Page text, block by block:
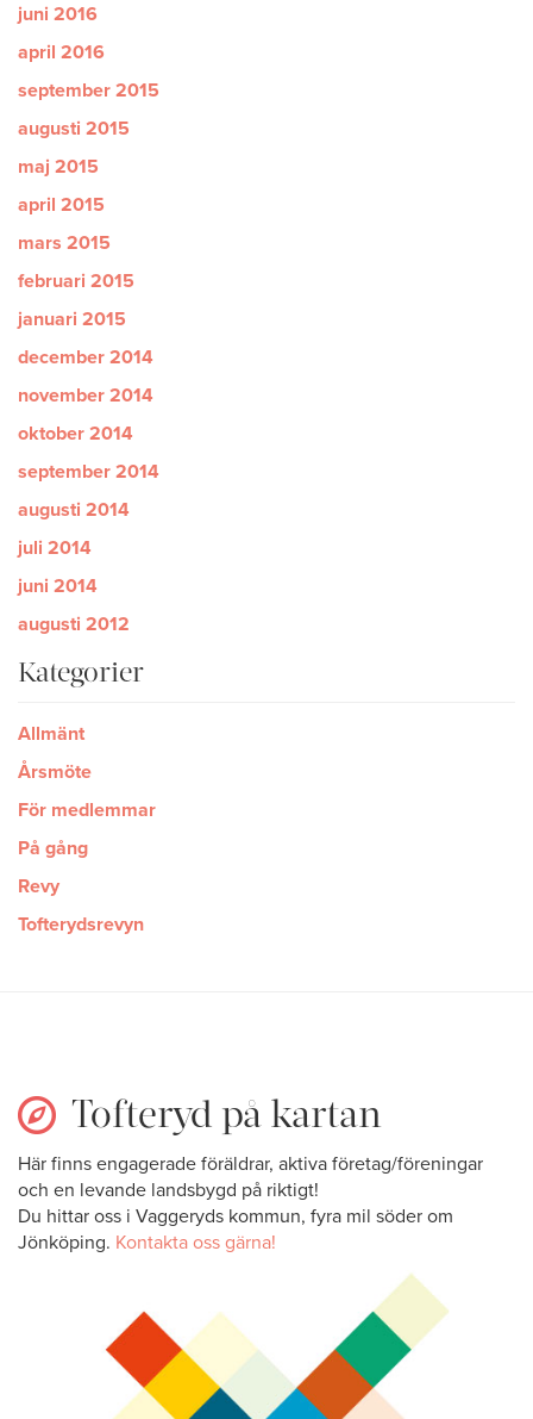
juni 2016
april 2016
september 2015
augusti 2015
maj 2015
april 2015
mars 2015
februari 2015
januari 2015
december 2014
november 2014
oktober 2014
september 2014
augusti 2014
juli 2014
juni 2014
augusti 2012
Kategorier
Allmänt
Årsmöte
För medlemmar
På gång
Revy
Tofterydsrevyn
Tofteryd på kartan
Här finns engagerade föräldrar, aktiva företag/föreningar
och en levande landsbygd på riktigt!
Du hittar oss i Vaggeryds kommun, fyra mil söder om
Jönköping. Kontakta oss gärna!